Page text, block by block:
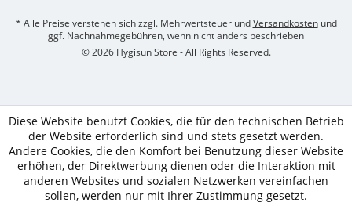
* Alle Preise verstehen sich zzgl. Mehrwertsteuer undVersandkostenund
ggf. Nachnahmegebühren, wenn nicht anders beschrieben
© 2026 Hygisun Store - All Rights Reserved.
Diese Website benutzt Cookies, die für den technischen Betrieb
der Website erforderlich sind und stets gesetzt werden.
Andere Cookies, die den Komfort bei Benutzung dieser Website
erhöhen, der Direktwerbung dienen oder die Interaktion mit
anderen Websites und sozialen Netzwerken vereinfachen
sollen, werden nur mit Ihrer Zustimmung gesetzt.